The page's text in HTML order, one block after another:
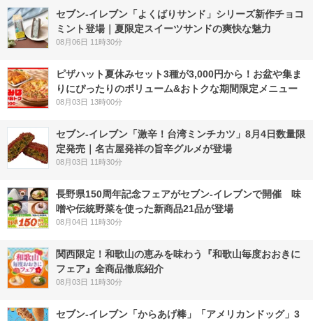
セブン‐イレブン「よくばりサンド」シリーズ新作チョコ
ミント登場｜夏限定スイーツサンドの爽快な魅力
08月06日 11時30分
ピザハット夏休みセット3種が3,000円から！お盆や集ま
りにぴったりのボリューム&おトクな期間限定メニュー
08月03日 13時00分
セブン-イレブン「激辛！台湾ミンチカツ」8月4日数量限
定発売｜名古屋発祥の旨辛グルメが登場
08月03日 11時30分
長野県150周年記念フェアがセブン-イレブンで開催 味
噌や伝統野菜を使った新商品21品が登場
08月04日 11時30分
関西限定！和歌山の恵みを味わう『和歌山毎度おおきに
フェア』全商品徹底紹介
08月03日 11時30分
セブン‐イレブン「からあげ棒」「アメリカンドッグ」3